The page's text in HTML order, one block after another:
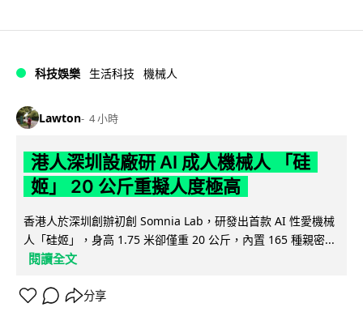
科技娛樂 生活科技 機械人
Lawton 4 小時
港人深圳設廠研 AI 成人機械人 「硅
姬」 20 公斤重擬人度極高
香港人於深圳創辦初創 Somnia Lab，研發出首款 AI 性愛機械
人「硅姬」，身高 1.75 米卻僅重 20 公斤，內置 165 種親密...
閱讀全文
分享